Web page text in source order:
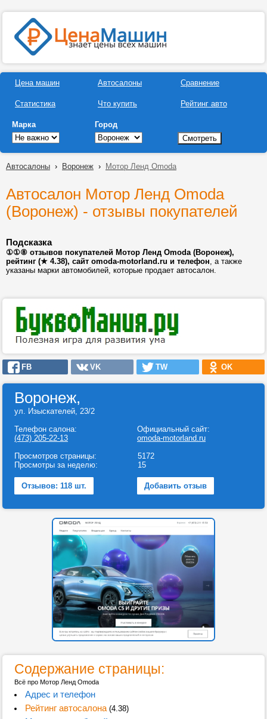
Цена машин
Статистика
Автосалоны
Что купить
Сравнение
Рейтинг авто
Марка Город
Автосалоны › Воронеж › Мотор Ленд Omoda
Автосалон Мотор Ленд Omoda
(Воронеж) - отзывы покупателей
Подсказка
①①⑧ отзывов покупателей Мотор Ленд Omoda (Воронеж),
рейтинг (★ 4.38), сайт omoda-motorland.ru и телефон, а также
указаны марки автомобилей, которые продает автосалон.
FB VK TW OK
Воронеж,
ул. Изыскателей, 23/2
Телефон салона:
(473) 205-22-13
Официальный сайт:
omoda-motorland.ru
Просмотров страницы:
Просмотры за неделю:
5172
15
Отзывов: 118 шт. Добавить отзыв
Содержание страницы:
Всё про Мотор Ленд Omoda
Адрес и телефон
Рейтинг автосалона(4.38)